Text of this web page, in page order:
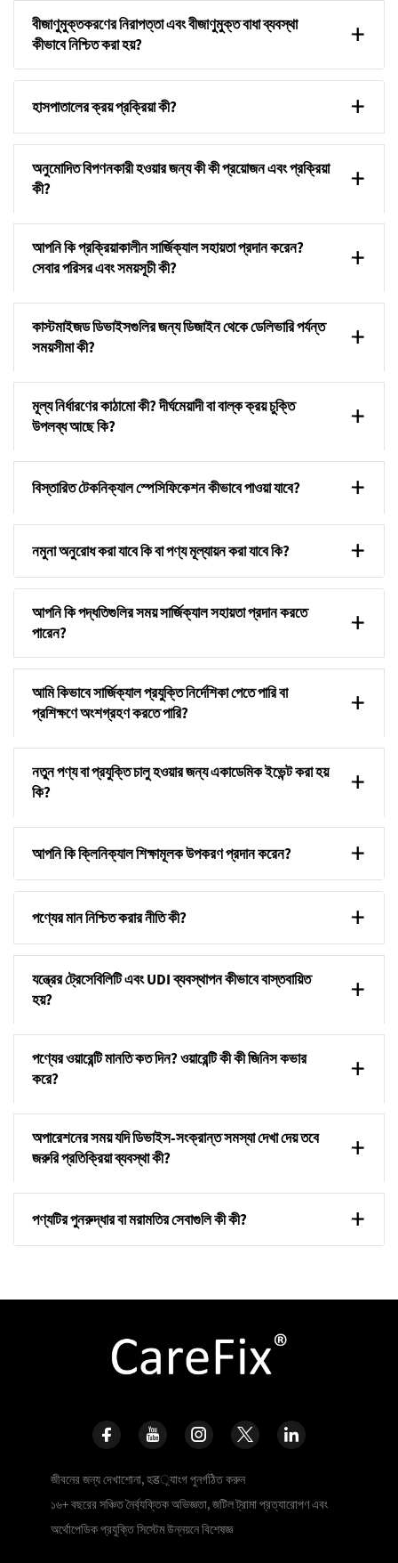
বীজাণুমুক্তকরণের নিরাপত্তা এবং বীজাণুমুক্ত বাধা ব্যবস্থা
কীভাবে নিশ্চিত করা হয়?
হাসপাতালের ক্রয় প্রক্রিয়া কী?
অনুমোদিত বিপণনকারী হওয়ার জন্য কী কী প্রয়োজন এবং প্রক্রিয়া
কী?
আপনি কি প্রক্রিয়াকালীন সার্জিক্যাল সহায়তা প্রদান করেন?
সেবার পরিসর এবং সময়সূচী কী?
কাস্টমাইজড ডিভাইসগুলির জন্য ডিজাইন থেকে ডেলিভারি পর্যন্ত
সময়সীমা কী?
মূল্য নির্ধারণের কাঠামো কী? দীর্ঘমেয়াদী বা বাল্ক ক্রয় চুক্তি
উপলব্ধ আছে কি?
বিস্তারিত টেকনিক্যাল স্পেসিফিকেশন কীভাবে পাওয়া যাবে?
নমুনা অনুরোধ করা যাবে কি বা পণ্য মূল্যায়ন করা যাবে কি?
আপনি কি পদ্ধতিগুলির সময় সার্জিক্যাল সহায়তা প্রদান করতে
পারেন?
আমি কিভাবে সার্জিক্যাল প্রযুক্তি নির্দেশিকা পেতে পারি বা
প্রশিক্ষণে অংশগ্রহণ করতে পারি?
নতুন পণ্য বা প্রযুক্তি চালু হওয়ার জন্য একাডেমিক ইভেন্ট করা হয়
কি?
আপনি কি ক্লিনিক্যাল শিক্ষামূলক উপকরণ প্রদান করেন?
পণ্যের মান নিশ্চিত করার নীতি কী?
যন্ত্রের ট্রেসেবিলিটি এবং UDI ব্যবস্থাপন কীভাবে বাস্তবায়িত
হয়?
পণ্যের ওয়ারেন্টি মানতি কত দিন? ওয়ারেন্টি কী কী জিনিস কভার
করে?
অপারেশনের সময় যদি ডিভাইস-সংক্রান্ত সমস্যা দেখা দেয় তবে
জরুরি প্রতিক্রিয়া ব্যবস্থা কী?
পণ্যটির পুনরুদ্ধার বা মরামতির সেবাগুলি কী কী?
জীবনের জন্য দেখাশোনা, হड়্যাংগ পুনর্গঠিত করুন
১৬+ বছরের সঞ্চিত নৈর্ব্যক্তিক অভিজ্ঞতা, জটিল ট্রামা প্রত্যারোপণ এবং
অর্থোপেডিক প্রযুক্তি সিস্টেম উন্নয়নে বিশেষজ্ঞ